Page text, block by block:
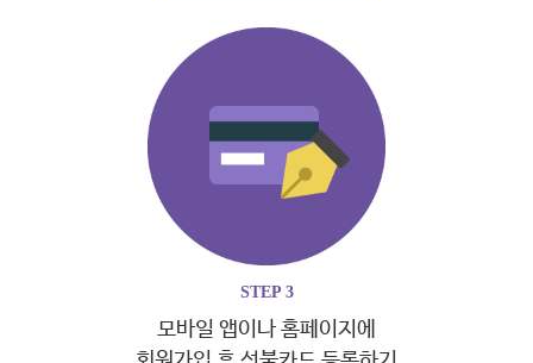
STEP 3
모바일 앱이나 홈페이지에